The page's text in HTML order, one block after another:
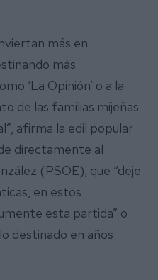
más en
más
‘La Opinión’ o a la
de las familias mijeñas
afirma la edil popular
directamente al
(PSOE), que “deje
en estos
esta partida” o
destinado en años